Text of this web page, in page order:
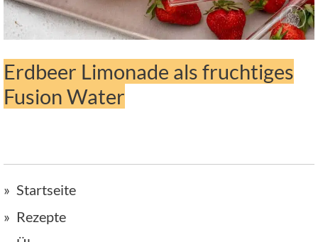
Erdbeer Limonade als fruchtiges
Fusion Water
Startseite
Rezepte